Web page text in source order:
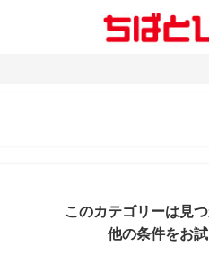
このカテゴリーは見
他の条件をお試